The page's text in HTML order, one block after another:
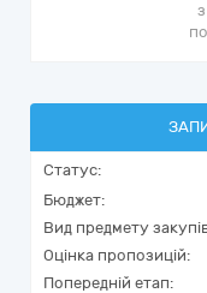
Статус:
Бюджет:
Вид предмету
Оцінка пропозицій:
Попередній етап: